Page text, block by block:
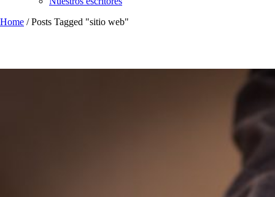
Home /Posts Tagged "sitio web"